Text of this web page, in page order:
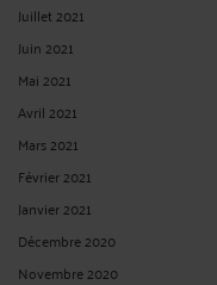
Juillet 2021
Juin 2021
Mai 2021
Avril 2021
Mars 2021
Février 2021
Janvier 2021
Décembre 2020
Novembre 2020